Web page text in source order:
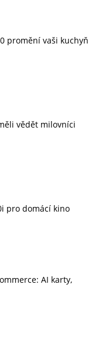
promění vaši kuchyň
vědět milovníci
pro domácí kino
AI karty,